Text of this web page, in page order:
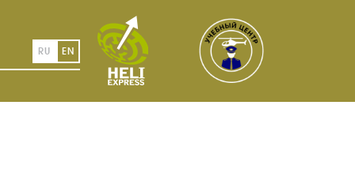
RU EN